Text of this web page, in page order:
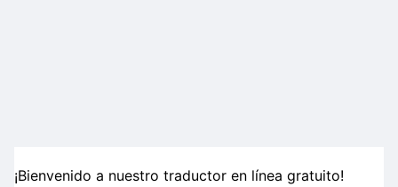
¡Bienvenido a nuestro traductor en línea gratuito!